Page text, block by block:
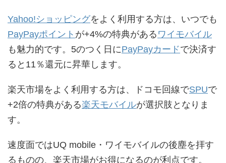
Yahoo!ショッピングをよく利用する方は、いつでも
PayPayポイント が+4%の特典がある ワイモバイル
も魅力的です。5のつく日にPayPayカードで決済す
ると11％還元に昇華します。
楽天市場をよく利用する方は、ドコモ回線でSPUで
+2倍の特典がある楽天モバイルが選択肢となりま
す。
速度面ではUQ mobile・ワイモバイルの後塵を拝す
るものの、楽天市場がお得になるのが利点です。